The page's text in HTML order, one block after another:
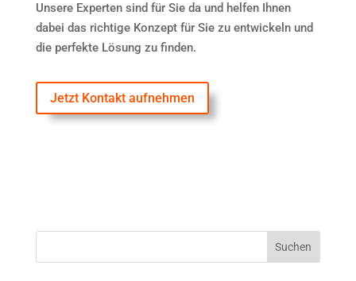
Unsere Experten sind für Sie da und helfen Ihnen
dabei das richtige Konzept für Sie zu entwickeln und
die perfekte Lösung zu finden.
Jetzt Kontakt aufnehmen